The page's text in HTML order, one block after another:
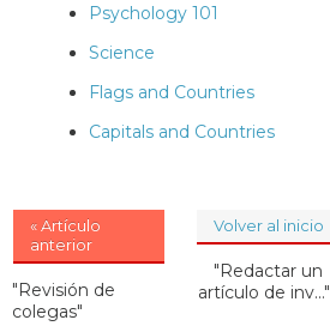
Psychology 101
Science
Flags and Countries
Capitals and Countries
« Artículo
anterior
"Revisión de
colegas"
Volver al inicio
"Redactar un
artículo de inv..."